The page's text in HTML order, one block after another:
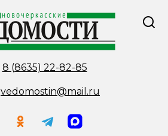
8 (8635) 22-82-85
vedomostin@mail.ru